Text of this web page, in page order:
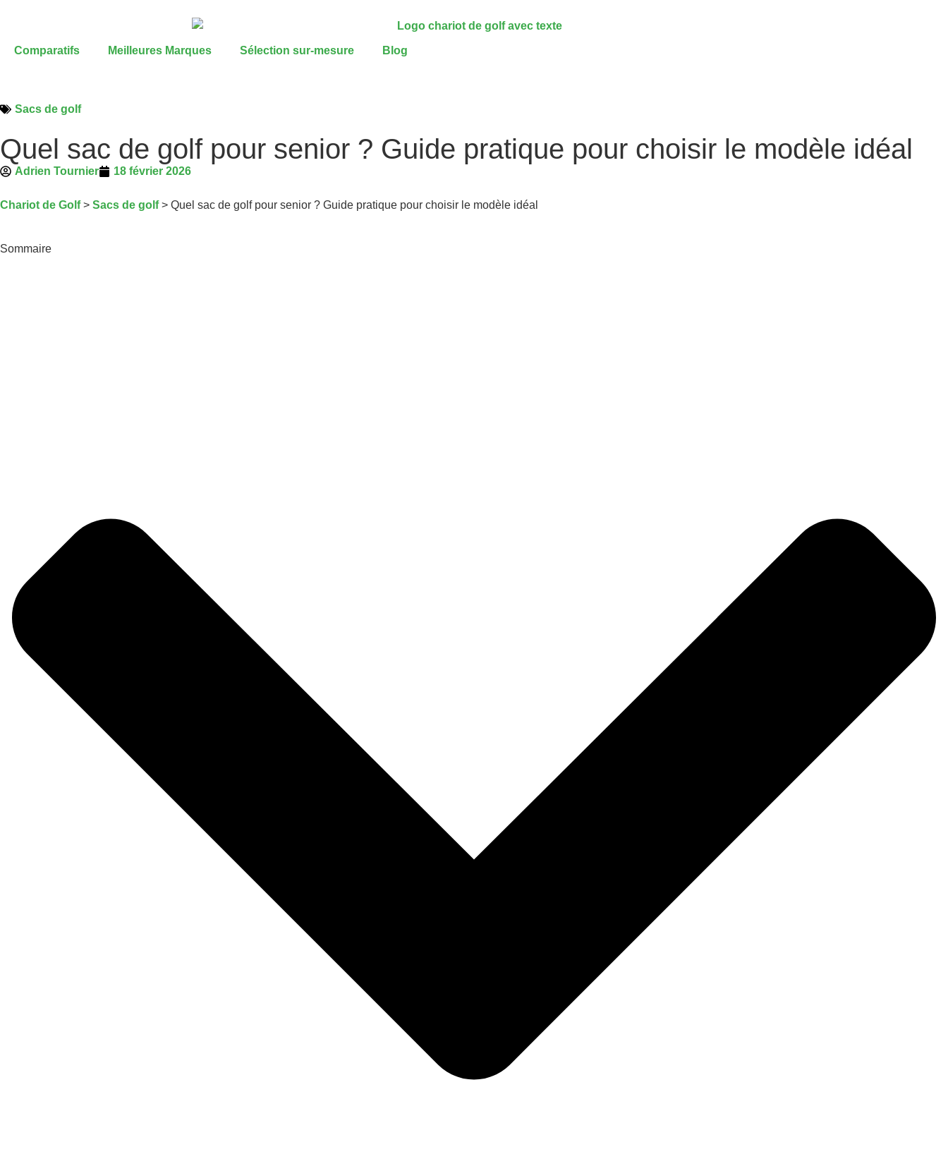
Comparatifs Meilleures Marques Sélection sur-mesure Blog
Sacs de golf
Quel sac de golf pour senior ? Guide pratique pour choisir le modèle idéal
Adrien Tournier 18 février 2026
Chariot de Golf> Sacs de golf> Quel sac de golf pour senior ? Guide pratique pour choisir le modèle idéal
Sommaire